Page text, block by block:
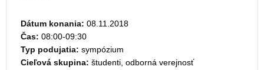
Dátum konania: 08.11.2018
Čas: 08:00-09:30
Typ podujatia: sympózium
Cieľová skupina: študenti, odborná verejnosť